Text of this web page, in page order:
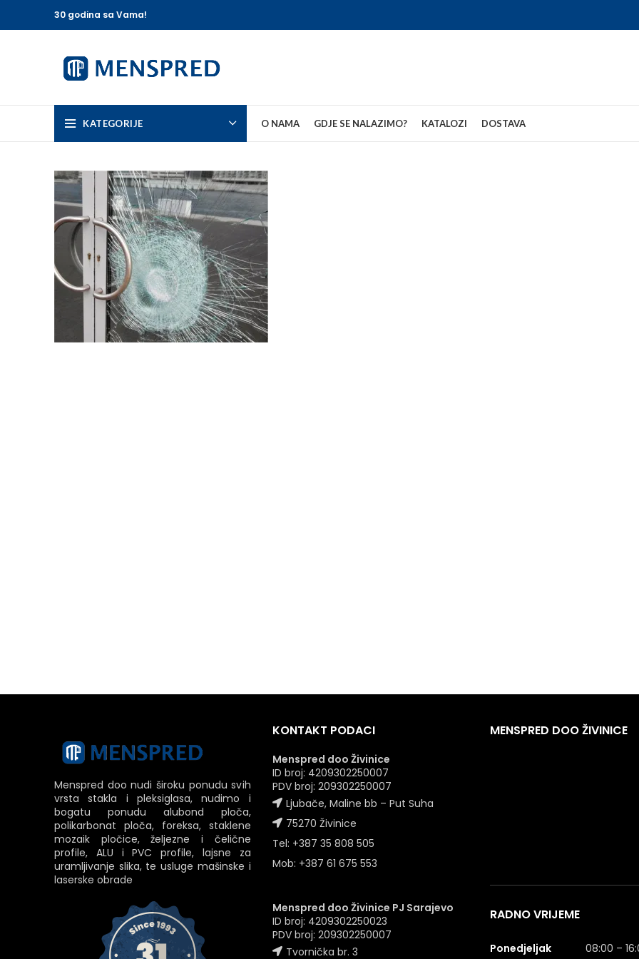
30 godina sa Vama!
KATEGORIJE O NAMA GDJE SE NALAZIMO? KATALOZI DOSTAVA
Menspred doo nudi široku ponudu svih
vrsta stakla i pleksiglasa, nudimo i
bogatu ponudu alubond ploča,
polikarbonat ploča, foreksa, staklene
mozaik pločice, željezne i čelične
profile, ALU i PVC profile, lajsne za
uramljivanje slika, te usluge mašinske i
laserske obrade
KONTAKT PODACI
Menspred doo Živinice
ID broj: 4209302250007
PDV broj: 209302250007
Ljubače, Maline bb – Put Suha
75270 Živinice
Tel: +387 35 808 505
Mob: +387 61 675 553
Menspred doo Živinice PJ Sarajevo
ID broj: 4209302250023
PDV broj: 209302250007
Tvornička br. 3
MENSPRED DOO ŽIVINICE
RADNO VRIJEME
Ponedjeljak 08:00 –